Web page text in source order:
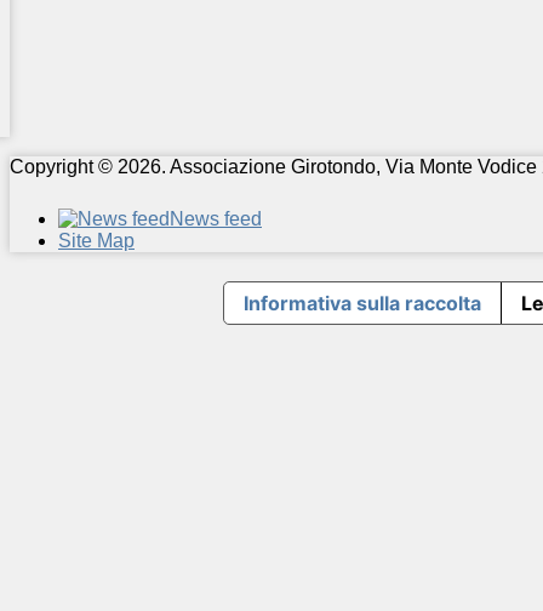
Copyright © 2026. Associazione Girotondo, Via Monte Vodice
News feed
Site Map
Informativa sulla raccolta